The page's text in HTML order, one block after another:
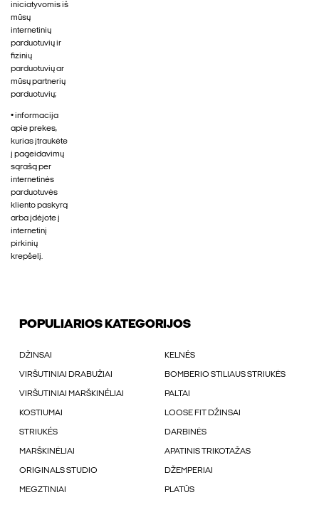
iniciatyvomis iš
mūsų
internetinių
parduotuvių ir
fizinių
parduotuvių ar
mūsų partnerių
parduotuvių;
• informacija
apie prekes,
kurias įtraukėte
į pageidavimų
sąrašą per
internetinės
parduotuvės
kliento paskyrą
arba įdėjote į
internetinį
pirkinių
krepšelį.
POPULIARIOS KATEGORIJOS
DŽINSAI KELNÉS
VIRŠUTINIAI DRABUŽIAI BOMBERIO STILIAUS STRIUKĖS
VIRŠUTINIAI MARŠKINÉLIAI PALTAI
KOSTIUMAI LOOSE FIT DŽINSAI
STRIUKÉS DARBINĖS
MARŠKINĖLIAI APATINIS TRIKOTAŽAS
ORIGINALS STUDIO DŽEMPERIAI
MEGZTINIAI PLATŪS